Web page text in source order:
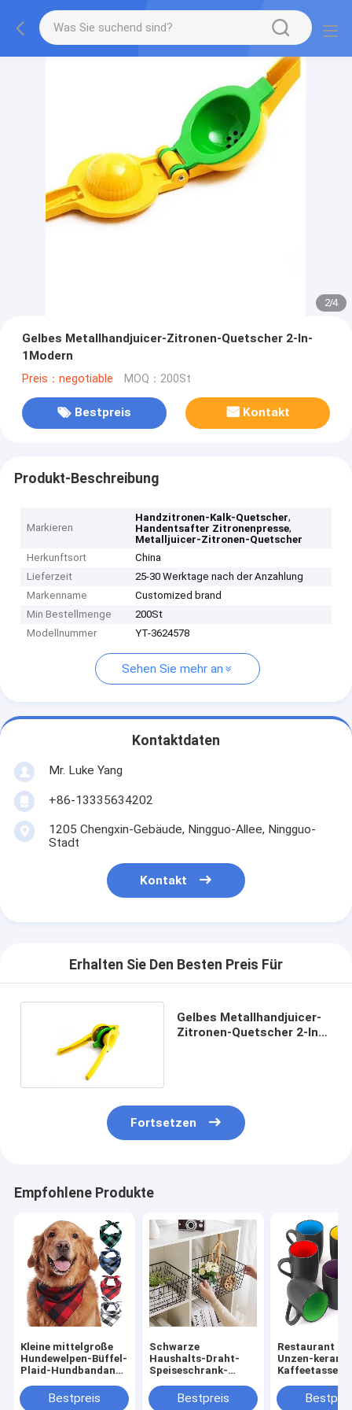
2/4
Gelbes Metallhandjuicer-Zitronen-Quetscher 2-In-
1Modern
Preis：negotiable MOQ：200St
Bestpreis Kontakt
Produkt-Beschreibung
Markieren
Handzitronen-Kalk-Quetscher,
Handentsafter Zitronenpresse,
Metalljuicer-Zitronen-Quetscher
Herkunftsort
China
Lieferzeit
25-30 Werktage nach der Anzahlung
Markenname
Customized brand
Min Bestellmenge
200St
Modellnummer
YT-3624578
Sehen Sie mehr an
Kontaktdaten
Mr. Luke Yang
+86-13335634202
1205 Chengxin-Gebäude, Ningguo-Allee, Ningguo-
Stadt
Kontakt
Erhalten Sie Den Besten Preis Für
Gelbes Metallhandjuicer-
Zitronen-Quetscher 2-In-
Fortsetzen
Empfohlene Produkte
Kleine mittelgroße
Hundewelpen-Büffel-
Plaid-Hundbandana-
Bestpreis
Schwarze
Haushalts-Draht-
Speiseschrank-
organisierendes
Metall
Bestpreis
Restaurant 16
Unzen-
Kaffeetassen
Kaffee-Tee-
Cappuccino